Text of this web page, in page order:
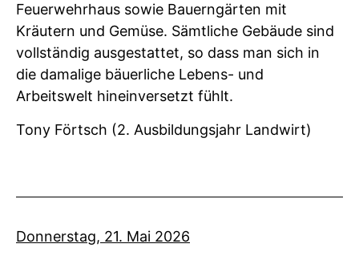
Feuerwehrhaus sowie Bauerngärten mit
Kräutern und Gemüse. Sämtliche Gebäude sind
vollständig ausgestattet, so dass man sich in
die damalige bäuerliche Lebens- und
Arbeitswelt hineinversetzt fühlt.
Tony Förtsch (2. Ausbildungsjahr Landwirt)
Donnerstag, 21. Mai 2026